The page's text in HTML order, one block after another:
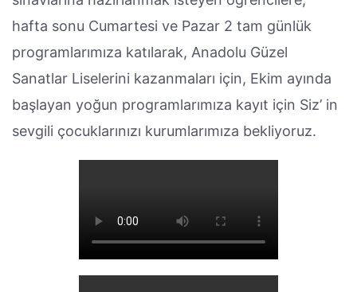
hafta sonu Cumartesi ve Pazar 2 tam günlük
programlarımıza katılarak, Anadolu Güzel
Sanatlar Liselerini kazanmaları için, Ekim ayında
başlayan yoğun programlarımıza kayıt için Siz’ in
sevgili çocuklarınızı kurumlarımıza bekliyoruz.